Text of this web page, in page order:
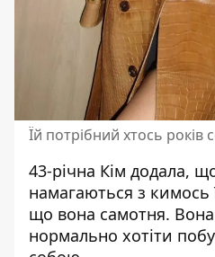
Їй потрібний хтось років
43-річна Кім додала,
намагаються з кимось
що вона самотня.
нормально хотіти